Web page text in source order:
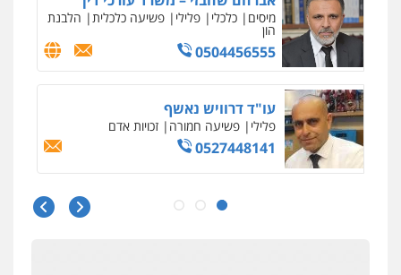
עו"ד אורי רינצקי
פלילי כלכלי ניהול משפטים
0506216813
רעות כהן – משרד עורכי דין
פלילי צווארון לבן תעבורה אסירים
וחקירות
0506277425
עו"ד נעם שביט
הלבנת הון